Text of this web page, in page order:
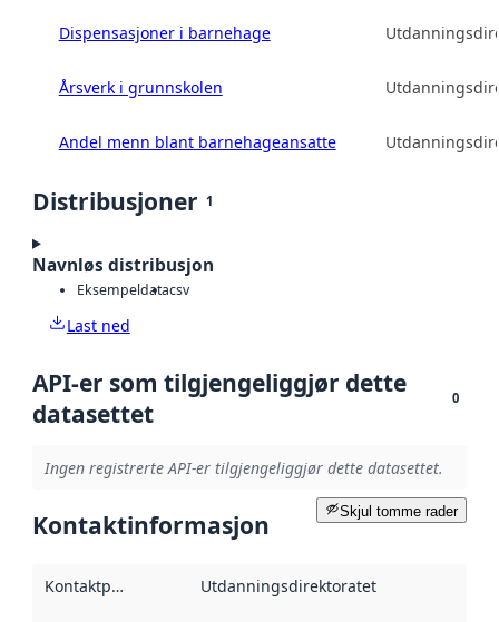
Dispensasjoner i barnehage
Årsverk i grunnskolen
Andel menn blant barnehageansatte
Distribusjoner 1
Navnløs distribusjon
Eksempeldatacsv
Last ned
API-er som tilgjengeliggjør dette
datasettet
0
Ingen registrerte API-er tilgjengeliggjør dette datasettet.
Skjul tomme rader
Kontaktinformasjon
Kontaktpunkt Utdanningsdirektoratet